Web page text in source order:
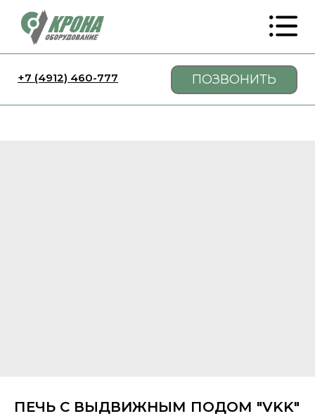
+7 (4912) 460-777 ПОЗВОНИТЬ
ПЕЧЬ С ВЫДВИЖНЫМ ПОДОМ "VKK"